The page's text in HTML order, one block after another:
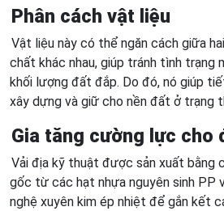
Phân cách vật liệu
Vật liệu này có thể ngăn cách giữa
chất khác nhau, giúp tránh tình trạng
khối lượng đất đắp. Do đó, nó giúp
xây dựng và giữ cho nền đất ở trạng
Gia tăng cường lực cho
Vải địa kỹ thuật được sản xuất bằng
gốc từ các hạt nhựa nguyên sinh PP
nghệ xuyên kim ép nhiệt để gắn kết